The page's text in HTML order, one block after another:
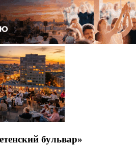
бульвар»